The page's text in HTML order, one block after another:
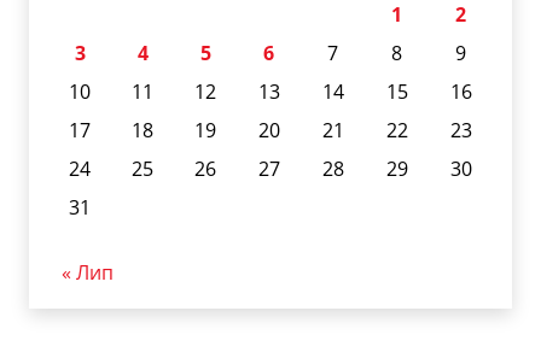
1
2
3
4 5 6 7 8
9
10
11 12 13 14 15
16
17
18 19 20 21 22
23
24
25 26 27 28 29
30
31
« Лип